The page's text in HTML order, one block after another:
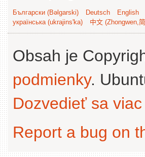
Български (Bəlgarski) Deutsch English
українська (ukrajins'ka)
中文 (Zhongwen,
Obsah je
podmienky.
Dozvedieť sa
Report a bug on